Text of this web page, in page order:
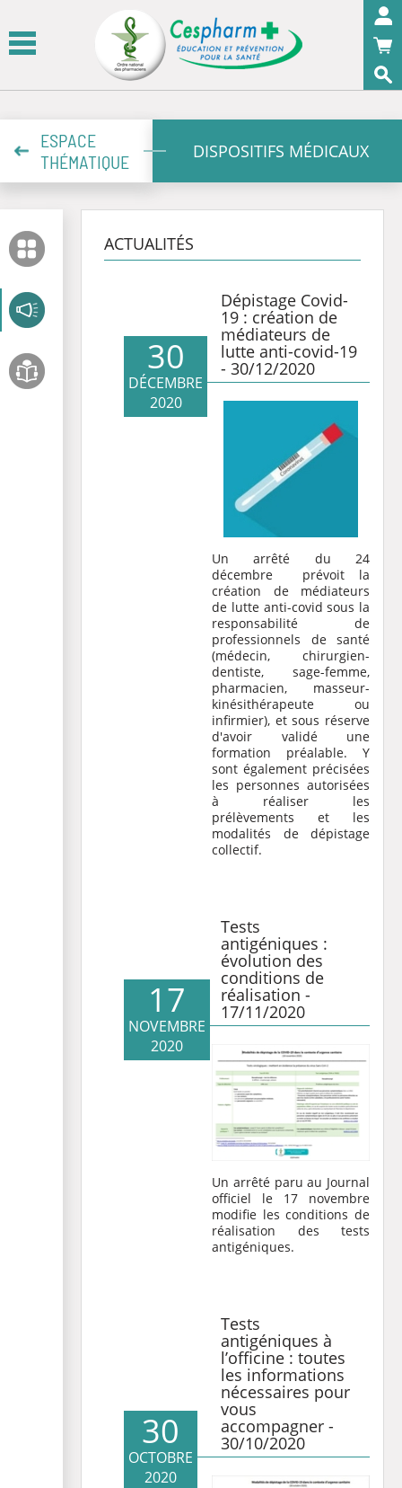
OK
ESPACE
THÉMATIQUE
DISPOSITIFS MÉDICAUX
ACTUALITÉS
Dépistage Covid-
19 : création de
médiateurs de
lutte anti-covid-19
- 30/12/2020
30
DÉCEMBRE
2020
Unarrêté du 24
décembre prévoit la
création de médiateurs
de lutte anti-covid sous la
responsabilité de
professionnels de santé
(médecin, chirurgien-
dentiste, sage-femme,
pharmacien, masseur-
kinésithérapeute ou
infirmier), et sous réserve
d'avoir validé une
formation préalable. Y
sont également précisées
les personnes autorisées
à réaliser les
prélèvements et les
modalités de dépistage
collectif.
Tests
antigéniques :
évolution des
conditions de
réalisation -
17/11/2020
17
NOVEMBRE
2020
Un arrêtéparu au Journal
officiel le 17 novembre
modifie les conditions de
réalisation des tests
antigéniques.
Tests
antigéniques à
l’officine : toutes
les informations
nécessaires pour
vous
accompagner -
30/10/2020
30
OCTOBRE
2020